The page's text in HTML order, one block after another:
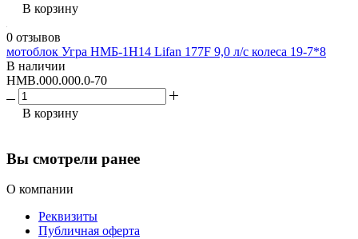
В корзину
0 отзывов
мотоблок Угра НМБ-1Н14 Lifan 177F 9,0 л/с колеса 19-7*8
В наличии
НМВ.000.000.0-70
В корзину
Вы смотрели ранее
О компании
Реквизиты
Публичная оферта